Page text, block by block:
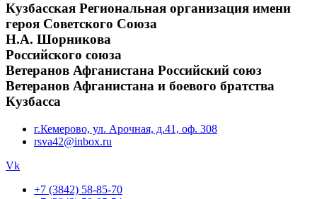
Кузбасская Региональная организация имени
героя Советского Союза
Н.А. Шорникова
Российского союза
Ветеранов Афганистана Российский союз
Ветеранов Афганистана и боевого братства
Кузбасса
г.Кемерово, ул. Арочная, д.41, оф. 308
rsva42@inbox.ru
Vk
+7 (3842) 58-85-70